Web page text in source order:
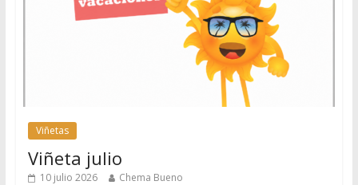
Viñetas
Viñeta julio
10 julio 2026 Chema Bueno